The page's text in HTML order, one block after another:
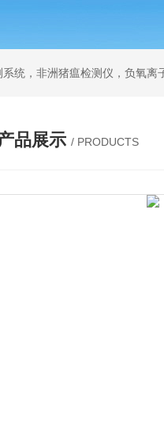
统，非洲猪瘟检测仪，负氧
品展示 / PRODUCTS